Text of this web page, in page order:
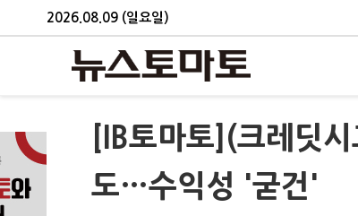
2026.08.09 (일요일)
[IB토마토](크레딧
도…수익성 '굳건'